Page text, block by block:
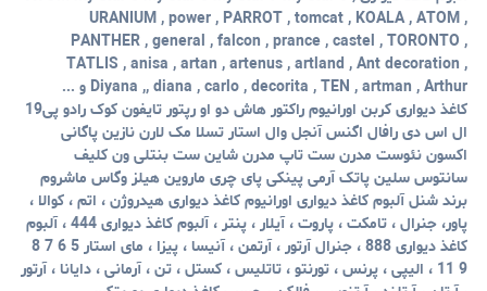
URANIUM , power , PARROT , tomcat , KOALA , ATOM ,
PANTHER , general , falcon , prance , castel , TORONTO ,
TATLIS , anisa , artan , artenus , artland , Ant decoration ,
Diyana ,, diana , carlo , decorita , TEN , artman , Arthur و ...
کاغذ دیواری کربن اورانیوم راکتور هاش دو او رپتور تایفون کوک رادو پی19
ال اس دی رافال اگنس آنجل وال استار تسلا مک لارن نازین پاگانی
اکسون نئوست مدرن ست تاپ مدرن شاین ست بنتلی ون کلیف
سانتوس سلین پاتک آرمی پینکی پای چری ماروین هیلز وگاس ماشروم
برند شنل آلبوم کاغذ دیواری اورانیوم کاغذ دیواری هیدروژن ، اتم ، کوالا ،
پاور، جنرال ، تامکت ، پاروت ، آیلار ، پنتر ، آلبوم کاغذ دیواری 444 ، آلبوم
کاغذ دیواری 888 ، جنرال آرتور ، آرتمن ، آنیسا ، پیزا ، مای استار 5 6 7 8
9 11 ، الیپی ، پرنس ، تورنتو ، تاتلیس ، کستل ، تن ، آرمانی ، دایانا ، آرتور